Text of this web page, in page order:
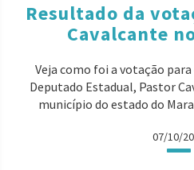
Resultado da
Cavalcante
Veja como foi a votação
Deputado Estadual, Pastor
município do estado do
07/10/